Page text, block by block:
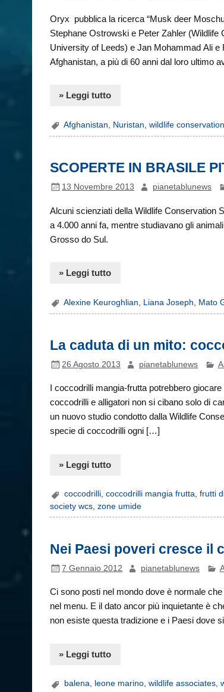
Oryx pubblica la ricerca “Musk deer
Stephane Ostrowski e Peter Zahler
University of Leeds) e Jan Mohammad Ali e
Afghanistan, a più di 60 anni dal loro ultimo
» Leggi tutto
Afghanistan Nuristan ,wildlife
SCOPERTE IN BRASILE
13 Novembre 2013 pianetablunews
Alcuni scienziati della Wildlife Conservation
a 4.000 anni fa, mentre studiavano gli
Grosso do Sul.
» Leggi tutto
Alexine Keuroghlian Liana Joseph Mato
La caduta di un mito:
26 Agosto 2013 pianetablunews
I coccodrilli mangia-frutta potrebbero
coccodrilli e alligatori non si cibano solo di
un nuovo studio condotto dalla Wildlife
specie di coccodrilli ogni […]
» Leggi tutto
coccodrilli,coccodrilli mangia frutta,frutti
society wcs ,zone umide
Nei Paesi poveri cresce il
7 Gennaio 2012 pianetablunews
Ci sono posti nel mondo dove è normale
nel menu. E il dato ancor più inquietante è
non esiste questa tradizione e i Paesi dove
» Leggi tutto
balena, leone marino,wildlife associates,